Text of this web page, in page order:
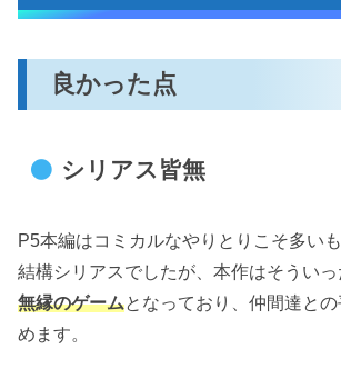
良かった点
シリアス皆無
P5本編はコミカルなやりとりこそ多い
結構シリアスでしたが、本作はそういっ
無縁のゲームとなっており、仲間達と
めます。